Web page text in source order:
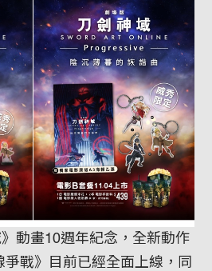
動畫10週年紀念，全新動作
戰》目前已經全面上線，同